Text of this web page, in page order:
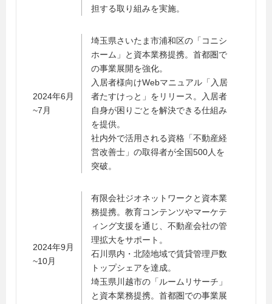
担する取り組みを実施。
2024年6月
~7月
埼玉県さいたま市浦和区の「コニシ
ホーム」と資本業務提携。首都圏で
の事業展開を強化。
入居者様向けWebマニュアル「入居
者たすけっと」をリリース。入居者
自身が困りごとを解決できる仕組み
を提供。
社内外で活用される資格「不動産経
営改善士」の取得者が全国500人を
突破。
2024年9月
~10月
有限会社ジオネットワークと資本業
務提携。教育コンテンツやマーケテ
ィング支援を通じ、不動産会社の管
理拡大をサポート。
石川県内・北陸地域で賃貸管理戸数
トップシェアを達成。
埼玉県川越市の「ルームリサーチ」
と資本業務提携。首都圏での事業展